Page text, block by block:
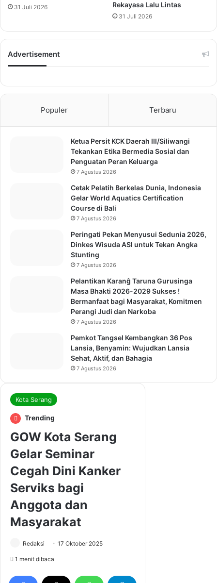
31 Juli 2026
Rekayasa Lalu Lintas
31 Juli 2026
Advertisement
Populer Terbaru
Ketua Persit KCK Daerah III/Siliwangi
Tekankan Etika Bermedia Sosial dan
Penguatan Peran Keluarga
7 Agustus 2026
Cetak Pelatih Berkelas Dunia, Indonesia
Gelar World Aquatics Certification
Course di Bali
7 Agustus 2026
Peringati Pekan Menyusui Sedunia 2026,
Dinkes Wisuda ASI untuk Tekan Angka
Stunting
7 Agustus 2026
Pelantikan Karanĝ Taruna Gurusinga
Masa Bhakti 2026-2029 Sukses !
Bermanfaat bagi Masyarakat, Komitmen
Perangi Judi dan Narkoba
7 Agustus 2026
Pemkot Tangsel Kembangkan 36 Pos
Lansia, Benyamin: Wujudkan Lansia
Sehat, Aktif, dan Bahagia
7 Agustus 2026